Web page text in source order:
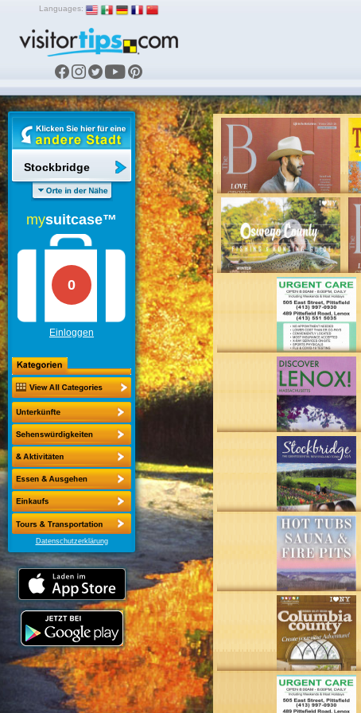
Languages:
Stockbridge
mysuitcase™
0
Einloggen
Datenschutzerklärung